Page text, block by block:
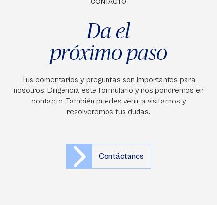
CONTACTO
Da el
próximo paso
Tus comentarios y preguntas son importantes para
nosotros. Diligencia este formulario y nos pondremos en
contacto. También puedes venir a visitarnos y
resolveremos tus dudas.
Contáctanos